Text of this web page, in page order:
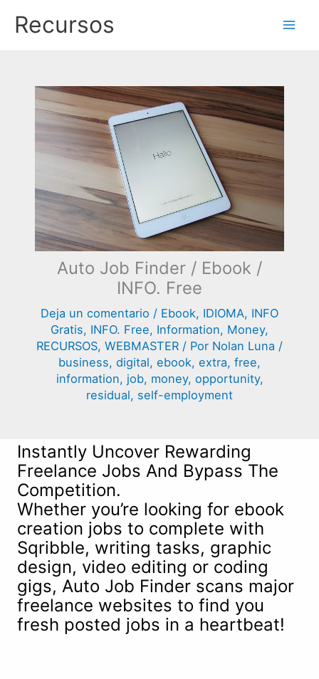
contenido
Recursos
Auto Job Finder / Ebook /
INFO. Free
Deja un comentario / Ebook, IDIOMA, INFO
Gratis, INFO. Free, Information, Money,
RECURSOS, WEBMASTER / Por Nolan Luna /
business, digital, ebook, extra, free,
information, job, money, opportunity,
residual, self-employment
Instantly Uncover Rewarding
Freelance Jobs And Bypass The
Competition.
Whether you’re looking for ebook
creation jobs to complete with
Sqribble, writing tasks, graphic
design, video editing or coding
gigs, Auto Job Finder scans major
freelance websites to find you
fresh posted jobs in a heartbeat!